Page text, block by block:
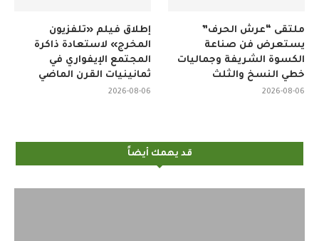
إطلاق فيلم «تلفزيون
المخرج» لاستعادة ذاكرة
المجتمع الإيفواري في
ثمانينيات القرن الماضي
2026-08-06
ملتقى “عرش الحرف”
يستعرض فن صناعة
الكسوة الشريفة وجماليات
خطي النسخ والثلث
2026-08-06
قد يهمك أيضاً